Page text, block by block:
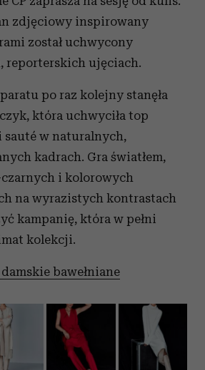
zdjęciowy inspirowany
został uchwycony
reporterskich ujęciach.
po raz kolejny stanęła
która uchwyciła top
sauté w naturalnych,
kadrach. Gra światłem,
czarnych i kolorowych
na wyrazistych kontrastach
kampanię, która w pełni
kolekcji.
damskie bawełniane